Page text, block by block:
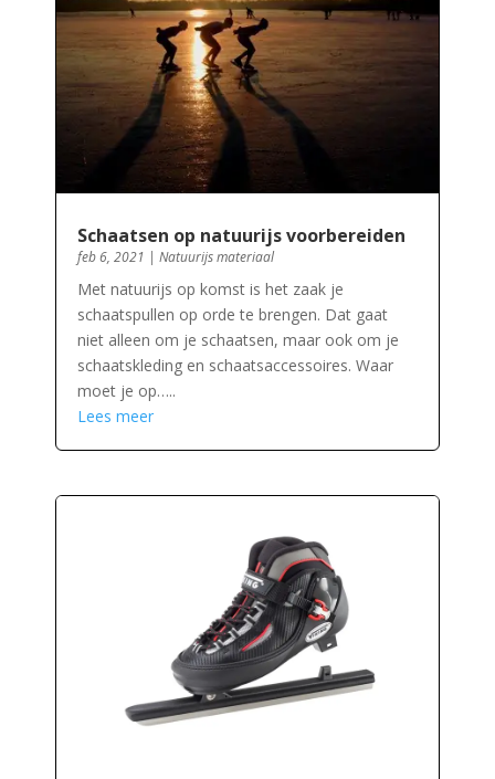
Schaatsen op natuurijs voorbereiden
feb 6, 2021 | Natuurijs materiaal
Met natuurijs op komst is het zaak je
schaatspullen op orde te brengen. Dat gaat
niet alleen om je schaatsen, maar ook om je
schaatskleding en schaatsaccessoires. Waar
moet je op…..
Lees meer